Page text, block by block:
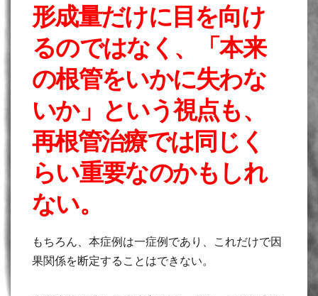
形成量だけに目を向け
るのではなく、「本来
の根管をいかに失わな
いか」という視点も、
再根管治療では同じく
らい重要なのかもしれ
ない。
もちろん、本症例は一症例であり、これだけで因
果関係を断定することはできない。